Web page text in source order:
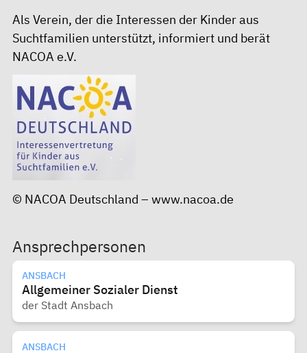
Als Verein, der die Interessen der Kinder aus
Suchtfamilien unterstützt, informiert und berät
NACOA e.V.
© NACOA Deutschland – www.nacoa.de
Ansprechpersonen
ANSBACH
Allgemeiner Sozialer Dienst
der Stadt Ansbach
ANSBACH